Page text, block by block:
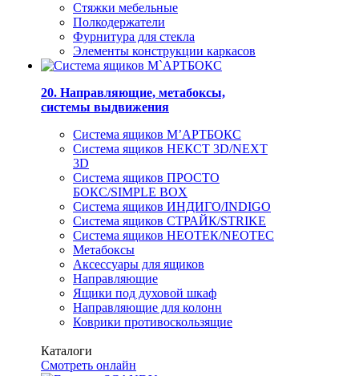
Стяжки мебельные
Полкодержатели
Фурнитура для стекла
Элементы конструкции каркасов
20. Направляющие, метабоксы,
системы выдвижения
Система ящиков М’АРТБОКС
Система ящиков НЕКСТ 3D/NEXT
3D
Система ящиков ПРОСТО
БОКС/SIMPLE BOX
Система ящиков ИНДИГО/INDIGO
Система ящиков СТРАЙК/STRIKE
Система ящиков НЕОТЕК/NEOTEC
Метабоксы
Аксессуары для ящиков
Направляющие
Ящики под духовой шкаф
Направляющие для колонн
Коврики противоскользящие
Каталоги
Смотреть онлайн